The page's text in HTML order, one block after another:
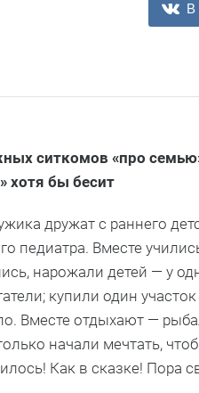
В
ситкомов «про
хотя бы бесит
дружат с раннего
педиатра. Вместе
нарожали детей — у
купили один
Вместе отдыхают —
начали мечтать,
Как в сказке! Пора